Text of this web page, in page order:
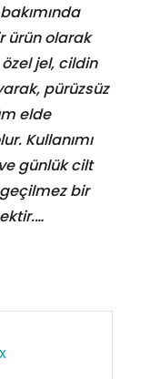
ürün olarak
özel jel, cildin
pürüzsüz
elde
Kullanımı
günlük cilt
bir